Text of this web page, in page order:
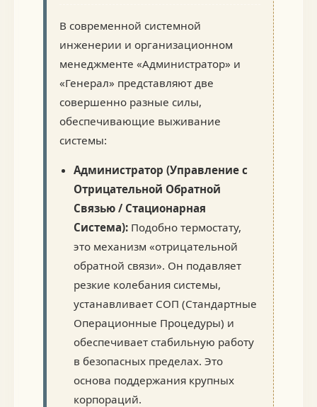
В современной системной
инженерии и организационном
менеджменте «Администратор» и
«Генерал» представляют две
совершенно разные силы,
обеспечивающие выживание
системы:
Администратор (Управление с
Отрицательной Обратной
Связью / Стационарная
Система): Подобно термостату,
это механизм «отрицательной
обратной связи». Он подавляет
резкие колебания системы,
устанавливает СОП (Стандартные
Операционные Процедуры) и
обеспечивает стабильную работу
в безопасных пределах. Это
основа поддержания крупных
корпораций.